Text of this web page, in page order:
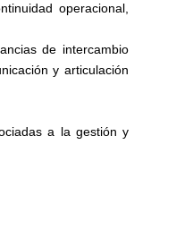
operacional,
de intercambio
y articulación
a la gestión y